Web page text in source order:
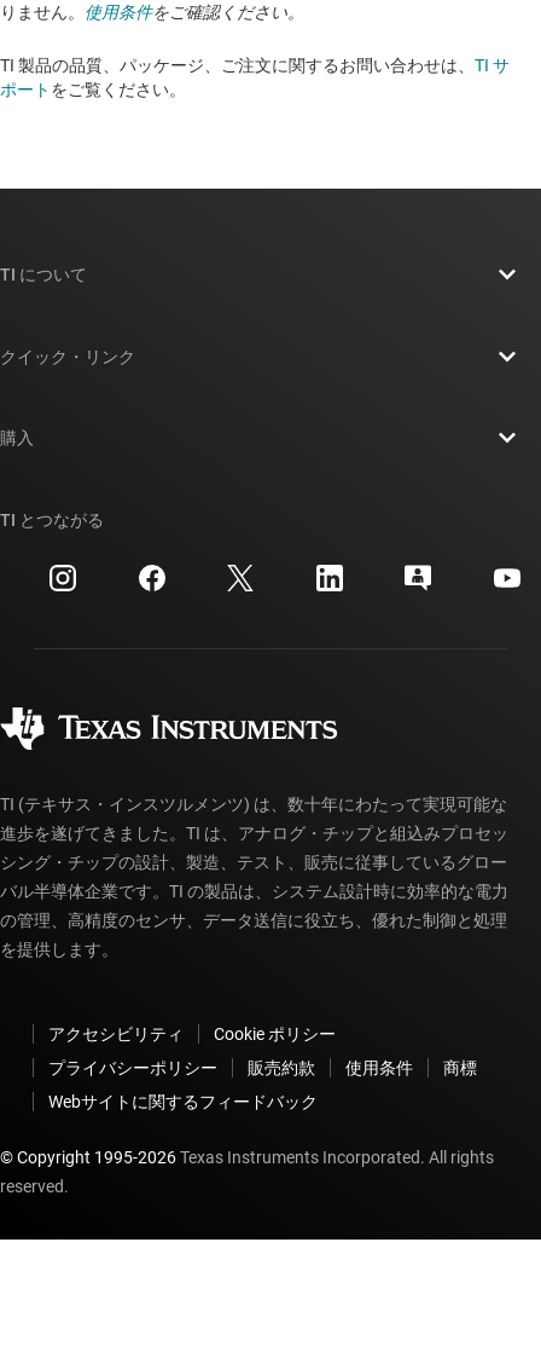
りません。 使用条件をご確認ください。
TI 製品の品質、パッケージ、ご注文に関するお問い合わせは、 TI サ
ポート をご覧ください。​​​​​​​​​​​​​​
TI について
投資家向け情報
製造
クイック・リンク
クロスリファレンス検索
カスタマー・サポート・センター
myTI アカウントの FAQ
購入
ご注文に関する FAQ
TI とつながる
TI (テキサス・インスツルメンツ) は、数十年にわたって実現可能な
進歩を遂げてきました。TI は、アナログ・チップと組込みプロセッ
シング・チップの設計、製造、テスト、販売に従事しているグロー
バル半導体企業です。TI の製品は、システム設計時に効率的な電力
の管理、高精度のセンサ、データ送信に役立ち、優れた制御と処理
を提供します。
アクセシビリティ
Cookie ポリシー
プライバシーポリシー
販売約款 使用条件
商標
Webサイトに関するフィードバック
© Copyright 1995-2026Texas Instruments Incorporated. All rights
reserved.